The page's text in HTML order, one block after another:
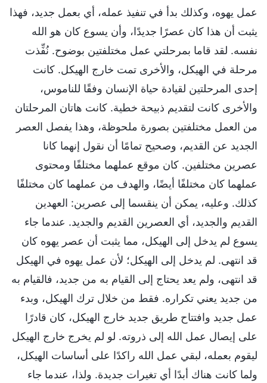
عمل يهوه، وكذلك بدأ في تنفيذ عمله، أي بعمل جديد، فهذا
يثبت أن هذا كان عصرًا جديدًا، وأن يسوع كان هو الله
نفسه. لقد قاما بمرحلتي عمل مختلفتين بوضوح. نُفِّذت
مرحلة في الهيكل، والأخرى تمت خارج الهيكل. كانت
إحدى المرحلتين لقيادة حياة الإنسان وفقًا للناموس،
والأخرى كانت لتقديم ذبيحة خطية. كانت هاتان المرحلتان
من العمل مختلفتين بصورة ملحوظة، وهذا يفصل العصر
الجديد عن القديم، وصحيح تمامًا أن نقول إنهما كانا
عصرين مختلفين. كان موقع عملهما مختلفًا ومحتوى
عملهما كان مختلفًا أيضًا، والهدف من عملهما كان مختلفًا
كذلك. وعليه، يمكن أن ينقسما إلى عصرين: العهدين
القديم والجديد، أي العصرين القديم والجديد. عندما جاء
يسوع لم يدخل إلى الهيكل، مما يثبت أن عصر يهوه كان
قد انتهى. لم يدخل إلى الهيكل؛ لأن عمل يهوه في الهيكل
قد انتهى، ولم يعد يحتاج إلى القيام به من جديد، فالقيام به
من جديد يعني تكراره. فقط من خلال ترك الهيكل، وبدء
عمل جديد وافتتاح طريق جديد خارج الهيكل، كان قادرًا
على إيصال عمل الله إلى ذروته. لو لم يخرج خارج الهيكل
ليقوم بعمله، لبقي عمل الله راكدًا على أساسات الهيكل،
ولما كانت هناك أبدًا أي تغيرات جديدة. ولذا، عندما جاء